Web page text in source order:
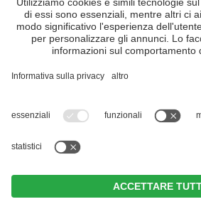
VIVOSüdtirol è il portale di viaggio
Trentino Alto Adige davvero – con
offerte su misura.
Nonostante il lavoro accurato e il
motivi di sicurezza, si prega di
| Part. IVA